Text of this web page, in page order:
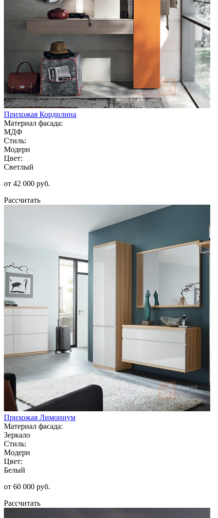
Прихожая Кордилина
Материал фасада:
МДФ
Стиль:
Модерн
Цвет:
Светлый
от 42 000 руб.
Рассчитать
Прихожая Лимониум
Материал фасада:
Зеркало
Стиль:
Модерн
Цвет:
Белый
от 60 000 руб.
Рассчитать